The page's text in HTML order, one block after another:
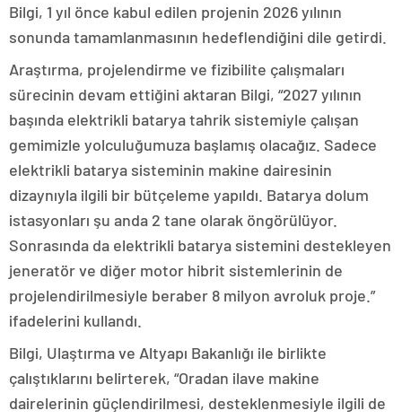
Bilgi, 1 yıl önce kabul edilen projenin 2026 yılının
sonunda tamamlanmasının hedeflendiğini dile getirdi.
Araştırma, projelendirme ve fizibilite çalışmaları
sürecinin devam ettiğini aktaran Bilgi, “2027 yılının
başında elektrikli batarya tahrik sistemiyle çalışan
gemimizle yolculuğumuza başlamış olacağız. Sadece
elektrikli batarya sisteminin makine dairesinin
dizaynıyla ilgili bir bütçeleme yapıldı. Batarya dolum
istasyonları şu anda 2 tane olarak öngörülüyor.
Sonrasında da elektrikli batarya sistemini destekleyen
jeneratör ve diğer motor hibrit sistemlerinin de
projelendirilmesiyle beraber 8 milyon avroluk proje.”
ifadelerini kullandı.
Bilgi, Ulaştırma ve Altyapı Bakanlığı ile birlikte
çalıştıklarını belirterek, “Oradan ilave makine
dairelerinin güçlendirilmesi, desteklenmesiyle ilgili de